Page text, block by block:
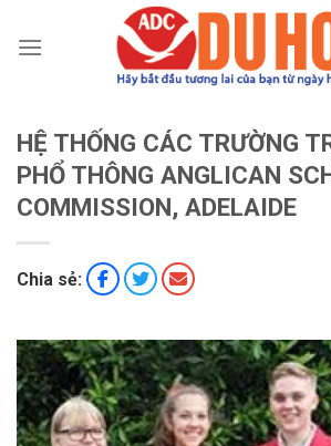
đến
HỆ THỐNG CÁC TRƯỜNG
PHỔ THÔNG ANGLICAN
COMMISSION, ADELAIDE
Chia sẻ: